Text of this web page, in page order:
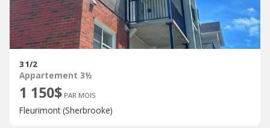
3 1/2
Appartement 3½
1 150$ PAR MOIS
Fleurimont (Sherbrooke)